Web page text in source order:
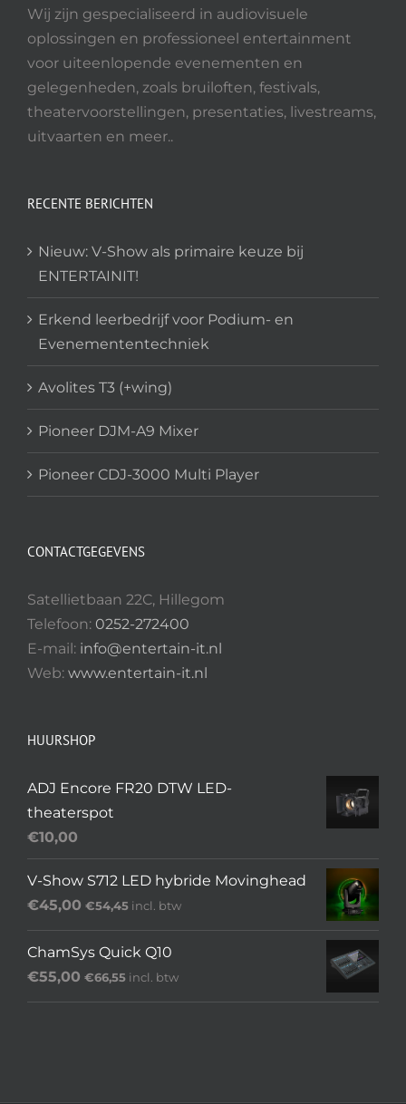
op
de
productpagina
Wij zijn gespecialiseerd in audiovisuele
oplossingen en professioneel entertainment
voor uiteenlopende evenementen en
gelegenheden, zoals bruiloften, festivals,
theatervoorstellingen, presentaties, livestreams,
uitvaarten en meer..
RECENTE BERICHTEN
Nieuw: V-Show als primaire keuze bij
ENTERTAINIT!
Erkend leerbedrijf voor Podium- en
Evenemententechniek
Avolites T3 (+wing)
Pioneer DJM-A9 Mixer
Pioneer CDJ-3000 Multi Player
CONTACTGEGEVENS
Satellietbaan 22C, Hillegom
Telefoon: 0252-272400
E-mail: info@entertain-it.nl
Web: www.entertain-it.nl
HUURSHOP
ADJ Encore FR20 DTW LED-
theaterspot
€10,00
V-Show S712 LED hybride Movinghead
€45,00 €54,45 incl. btw
ChamSys Quick Q10
€55,00 €66,55 incl. btw